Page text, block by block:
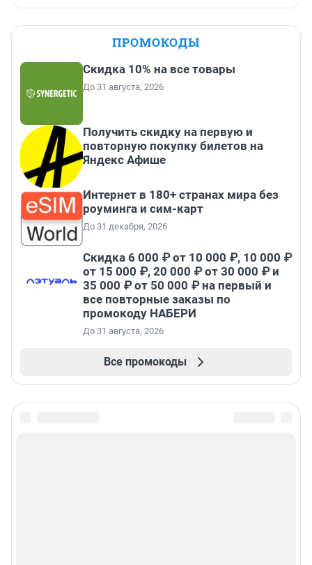
ПРОМОКОДЫ
Скидка 10% на все товары
До 31 августа, 2026
Получить скидку на первую и
повторную покупку билетов на
Яндекс Афише
Интернет в 180+ странах мира без
роуминга и сим-карт
До 31 декабря, 2026
Скидка 6 000 ₽ от 10 000 ₽, 10 000 ₽
от 15 000 ₽, 20 000 ₽ от 30 000 ₽ и
35 000 ₽ от 50 000 ₽ на первый и
все повторные заказы по
промокоду НАБЕРИ
До 31 августа, 2026
Все промокоды